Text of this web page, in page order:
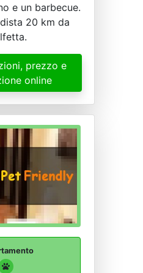
e un barbecue.
20 km da
prezzo e
online